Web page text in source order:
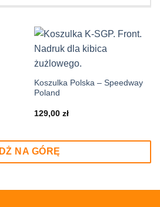
Koszulka Polska – Speedway
Poland
129,00 zł
IDŻ NA GÓRĘ